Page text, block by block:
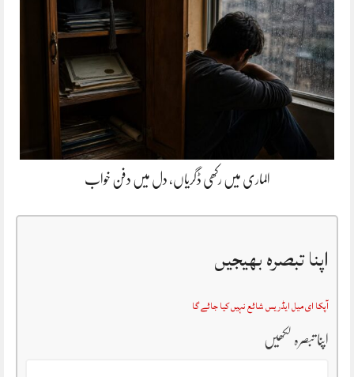
الماری میں رکھی ڈگریاں، دل میں دفن خواب
اپنا تبصرہ بھیجیں
آپکا ای میل ایڈریس شائع نہیں کیا جائے گا
اپنا تبصرہ لکھیں